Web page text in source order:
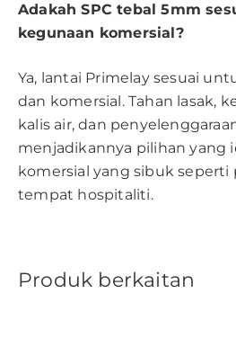
Adakah SPC tebal 5mm
kegunaan komersial?
Ya, lantai Primelay sesuai
dan komersial. Tahan lasak,
kalis air, dan
menjadikannya pilihan yang
komersial yang sibuk seperti
tempat hospitaliti.
Produk berkaitan